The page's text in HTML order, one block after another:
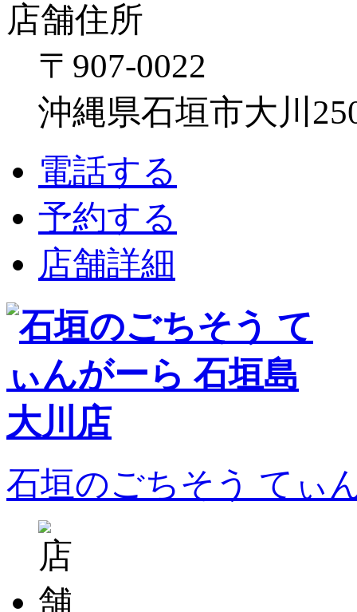
店舗住所
〒907-0022
沖縄県石垣市大川
電話する
予約する
店舗詳細
石垣のごちそう てぃ